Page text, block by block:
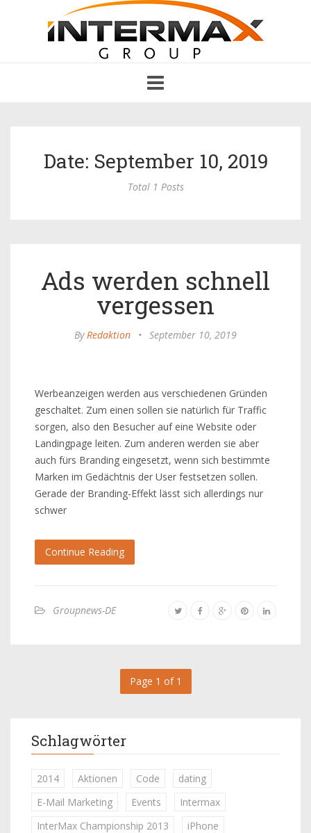
navigation
Date: September 10, 2019
Total 1 Posts
Ads werden schnell
vergessen
ByRedaktion • September 10, 2019
Werbeanzeigen werden aus verschiedenen Gründen
geschaltet. Zum einen sollen sie natürlich für Traffic
sorgen, also den Besucher auf eine Website oder
Landingpage leiten. Zum anderen werden sie aber
auch fürs Branding eingesetzt, wenn sich bestimmte
Marken im Gedächtnis der User festsetzen sollen.
Gerade der Branding-Effekt lässt sich allerdings nur
schwer
Continue Reading
Groupnews-DE
Page 1 of 1
Schlagwörter
2014 Aktionen Code
dating
E-Mail Marketing
Events
Intermax
InterMax Championship 2013
iPhone